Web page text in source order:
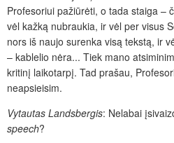
Profesoriui pažiūrėti, o tada staiga –
vėl kažką nubraukia, ir vėl per visus
nors iš naujo surenka visą tekstą, ir
– kablelio nėra... Tiek mano
kritinį laikotarpį. Tad prašau,
neapsieisim.
Vytautas Landsbergis: Nelabai
speech?